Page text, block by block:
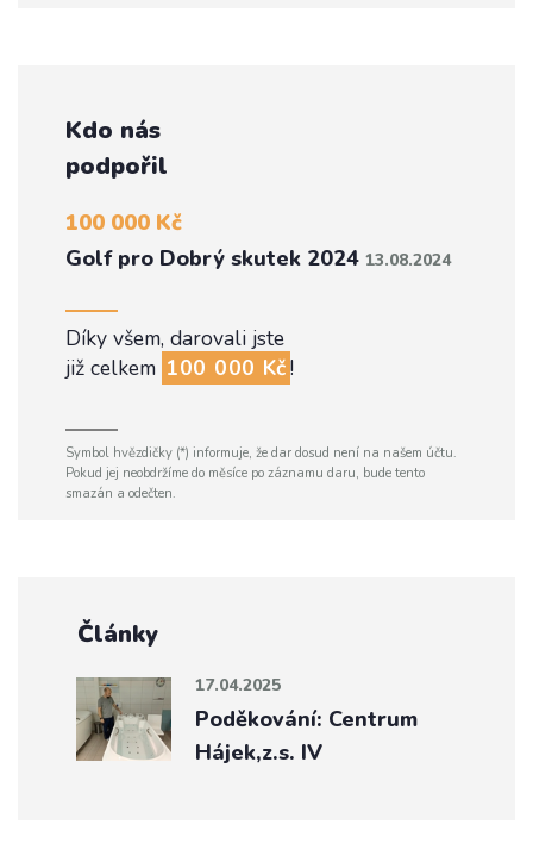
Kdo nás
podpořil
100 000 Kč
Golf pro Dobrý skutek 2024 13.08.2024
Díky všem, darovali jste
již celkem 100 000 Kč!
Symbol hvězdičky (*) informuje, že dar dosud není na našem účtu.
Pokud jej neobdržíme do měsíce po záznamu daru, bude tento
smazán a odečten.
Články
17.04.2025
Poděkování: Centrum
Hájek,z.s. IV